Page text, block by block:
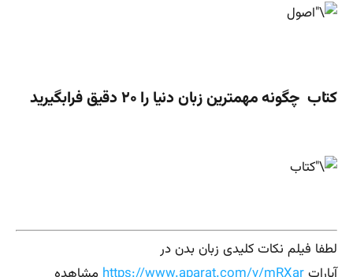
کتاب چگونه مهمترین زبان دنیا را ۲۰ دقیق فرابگیرید
لطفا فیلم نکات کلیدی زبان بدن در